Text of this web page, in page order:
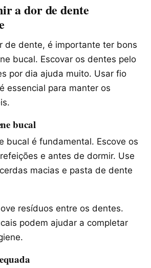
a dor de dente
de dente, é importante ter bons
bucal. Escovar os dentes pelo
por dia ajuda muito. Usar fio
essencial para manter os
bucal
bucal é fundamental. Escove os
e antes de dormir. Use
macias e pasta de dente
resíduos entre os dentes.
podem ajudar a completar